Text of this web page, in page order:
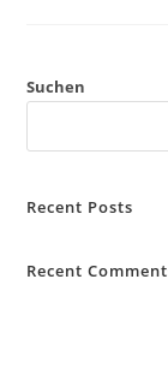
Suchen
Recent Posts
Recent